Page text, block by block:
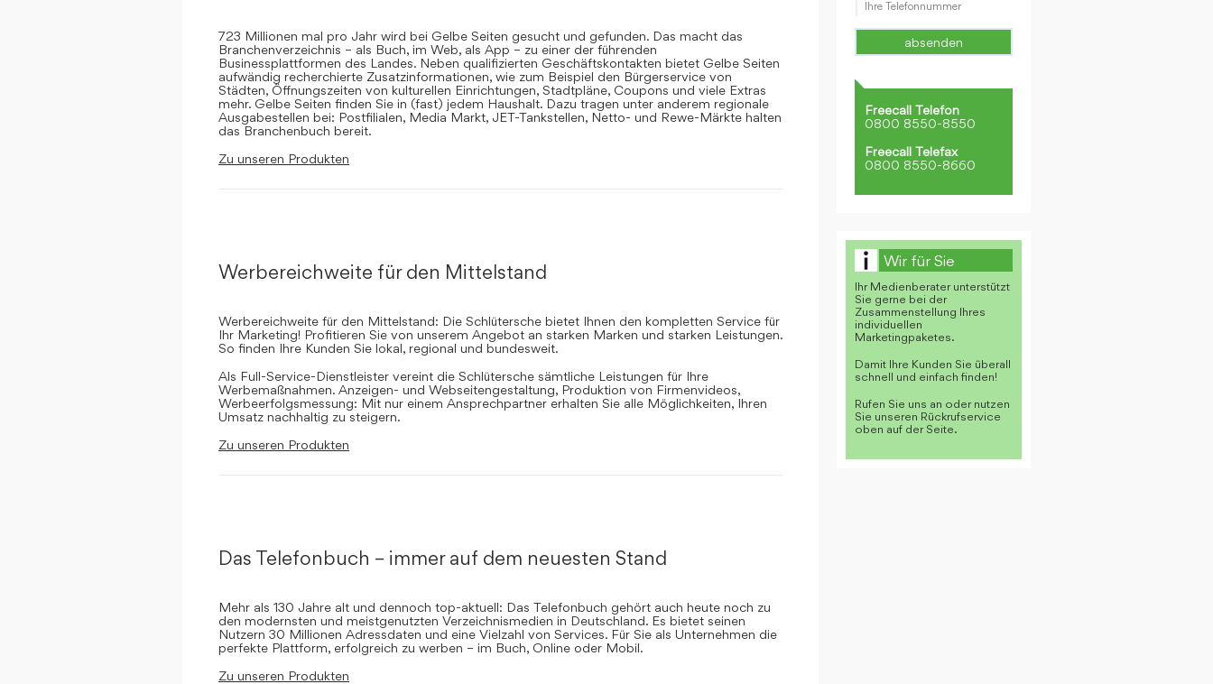
723 Millionen mal pro Jahr wird bei Gelbe Seiten gesucht und gefunden. Das macht das
Branchenverzeichnis – als Buch, im Web, als App – zu einer der führenden
Businessplattformen des Landes. Neben qualifizierten Geschäftskontakten bietet Gelbe Seiten
aufwändig recherchierte Zusatzinformationen, wie zum Beispiel den Bürgerservice von
Städten, Öffnungszeiten von kulturellen Einrichtungen, Stadtpläne, Coupons und viele Extras
mehr. Gelbe Seiten finden Sie in (fast) jedem Haushalt. Dazu tragen unter anderem regionale
Ausgabestellen bei: Postfilialen, Media Markt, JET-Tankstellen, Netto- und Rewe-Märkte halten
das Branchenbuch bereit.
Zu unseren Produkten
Werbereichweite für den Mittelstand
Werbereichweite für den Mittelstand: Die Schlütersche bietet Ihnen den kompletten Service für
Ihr Marketing! Profitieren Sie von unserem Angebot an starken Marken und starken Leistungen.
So finden Ihre Kunden Sie lokal, regional und bundesweit.
Als Full-Service-Dienstleister vereint die Schlütersche sämtliche Leistungen für Ihre
Werbemaßnahmen. Anzeigen- und Webseitengestaltung, Produktion von Firmenvideos,
Werbeerfolgsmessung: Mit nur einem Ansprechpartner erhalten Sie alle Möglichkeiten, Ihren
Umsatz nachhaltig zu steigern.
Zu unseren Produkten
Das Telefonbuch – immer auf dem neuesten Stand
Mehr als 130 Jahre alt und dennoch top-aktuell: Das Telefonbuch gehört auch heute noch zu
den modernsten und meistgenutzten Verzeichnismedien in Deutschland. Es bietet seinen
Nutzern 30 Millionen Adressdaten und eine Vielzahl von Services. Für Sie als Unternehmen die
perfekte Plattform, erfolgreich zu werben – im Buch, Online oder Mobil.
Zu unseren Produkten
Freecall Telefon
0800 8550-8550
Freecall Telefax
0800 8550-8660
Wir für Sie
Ihr Medienberater unterstützt
Sie gerne bei der
Zusammenstellung Ihres
individuellen
Marketingpaketes.
Damit Ihre Kunden Sie überall
schnell und einfach finden!
Rufen Sie uns an oder nutzen
Sie unseren Rückrufservice
oben auf der Seite.